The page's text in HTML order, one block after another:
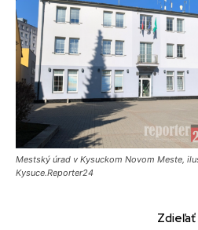
Mestský úrad v Kysuckom Novom Meste,
Kysuce.Reporter24
Zdieľať